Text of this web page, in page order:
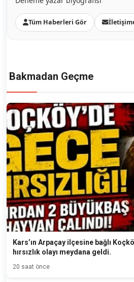
Tüm Haberleri Gör
Bakmadan Geçme
Kars’ın Arpaçay ilçesine bağlı
hırsızlık olayı meydana geldi.
20 saat önce